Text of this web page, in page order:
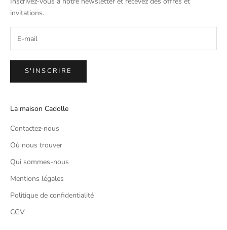
invitations.
S'INSCRIRE
La maison Cadolle
Contactez-nous
Où nous trouver
Qui sommes-nous
Mentions légales
Politique de confidentialité
CGV